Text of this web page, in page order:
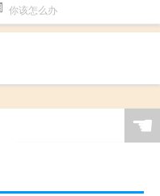
你该怎么办
☚